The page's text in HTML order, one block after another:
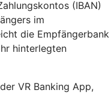
(IBAN)
im
die Empfängerbank
hinterlegten
VR Banking App,